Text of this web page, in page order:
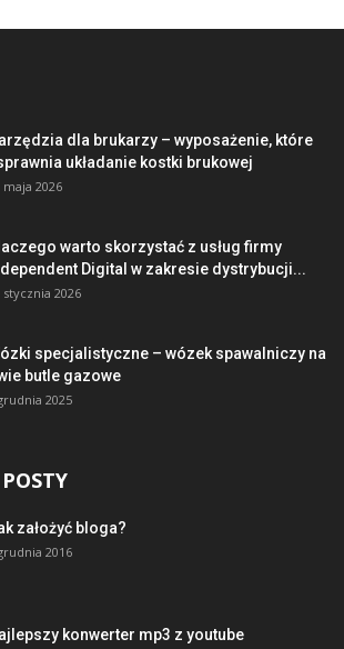
dla brukarzy – wyposażenie, które
układanie kostki brukowej
maja 2026
warto skorzystać z usług firmy
Digital w zakresie dystrybucji...
stycznia 2026
specjalistyczne – wózek spawalniczy na
butle gazowe
2025
założyć bloga?
2016
konwerter mp3 z youtube